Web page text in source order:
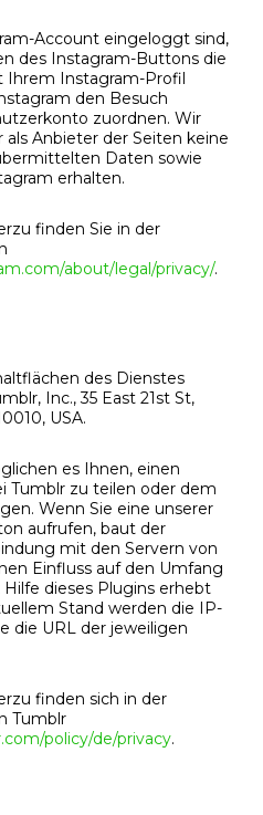
Account eingeloggt sind,
des Instagram-Buttons die
Ihrem Instagram-Profil
den Besuch
zuordnen. Wir
als Anbieter der Seiten keine
Daten sowie
erhalten.
finden Sie in der
about/legal/privacy/.
des Dienstes
Inc., 35 East 21st St,
USA.
es Ihnen, einen
Tumblr zu teilen oder dem
Wenn Sie eine unserer
aufrufen, baut der
mit den Servern von
Einfluss auf den Umfang
dieses Plugins erhebt
Stand werden die IP-
die URL der jeweiligen
finden sich in der
Tumblr
policy/de/privacy.